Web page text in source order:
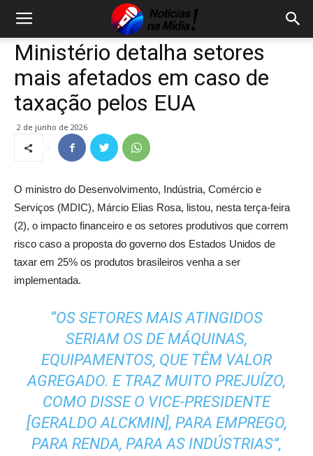
Ministério detalha setores
mais afetados em caso de
taxação pelos EUA
2 de junho de 2026
O ministro do Desenvolvimento, Indústria, Comércio e
Serviços (MDIC), Márcio Elias Rosa, listou, nesta terça-feira
(2), o impacto financeiro e os setores produtivos que correm
risco caso a proposta do governo dos Estados Unidos de
taxar em 25% os produtos brasileiros venha a ser
implementada.
“OS SETORES MAIS ATINGIDOS
SERIAM OS DE MÁQUINAS,
EQUIPAMENTOS, QUE TÊM VALOR
AGREGADO. E TRAZ MUITO PREJUÍZO,
COMO DISSE O VICE-PRESIDENTE
[GERALDO ALCKMIN], PARA EMPREGO,
PARA RENDA, PARA AS INDÚSTRIAS”,